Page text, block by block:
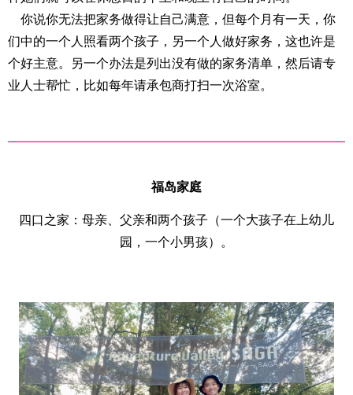
你说你无法把家务做得让自己满意，但每个月有一天，你
们中的一个人照看两个孩子，另一个人做好家务，这也许是
个好主意。另一个办法是列出没有做的家务清单，然后请专
业人士帮忙，比如每年请承包商打扫一次浴室。
福岛家庭
四口之家：母亲、父亲和两个孩子（一个大孩子在上幼儿
园，一个小男孩）。